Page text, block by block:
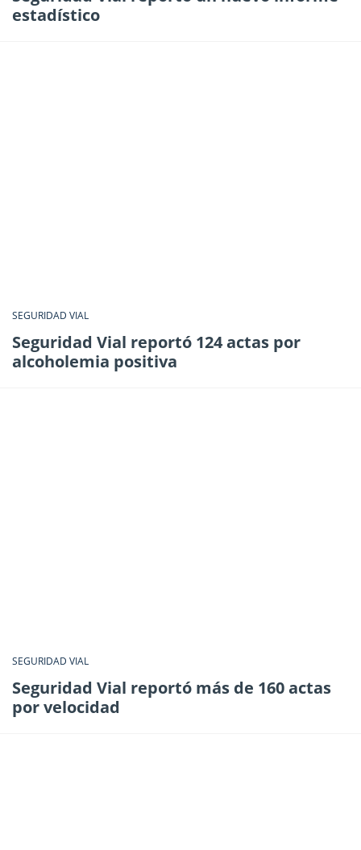
estadístico
SEGURIDAD VIAL
Seguridad Vial reportó 124 actas por
alcoholemia positiva
SEGURIDAD VIAL
Seguridad Vial reportó más de 160 actas
por velocidad